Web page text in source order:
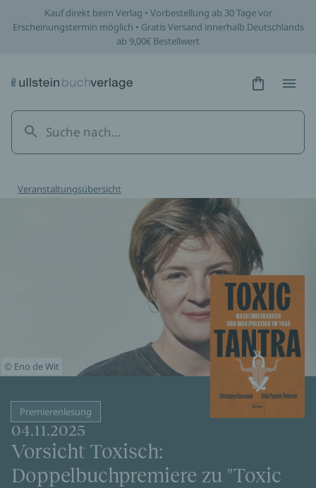
Kauf direkt beim Verlag • Vorbestellung ab 30 Tage vor
Erscheinungstermin möglich • Gratis Versand innerhalb Deutschlands
ab 9,00€ Bestellwert
Hidden
Veranstaltungsübersicht
© Eno de Wit
Premierenlesung
04.11.2025
Vorsicht Toxisch:
Doppelbuchpremiere zu "Toxic